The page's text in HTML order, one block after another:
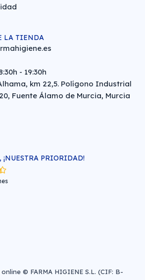
LA TIENDA
- 19:30h
km 22,5. Polígono Industrial
Fuente Álamo de Murcia, Murcia
¡NUESTRA PRIORIDAD!
© FARMA HIGIENE S.L. (CIF: B-